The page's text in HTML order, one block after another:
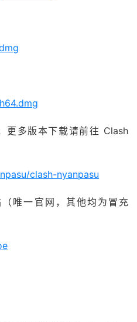
更多版本下载请前往 Clash
clash-nyanpasu
唯一官网，其他均为冒充